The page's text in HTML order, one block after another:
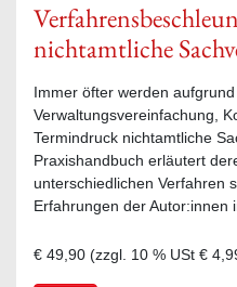
nichtamtliche
Immer öfter werden aufgrund
Verwaltungsvereinfachung,
Termindruck nichtamtliche
Praxishandbuch erläutert
unterschiedlichen Verfahren
Erfahrungen der Autor:innen
€ 49,90 (zzgl. 10 % USt €